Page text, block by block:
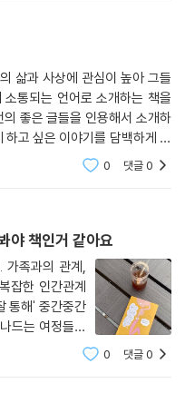
다
이 너무 싫고 부끄러울 때는 어
, 수치심 등 자신과의 관계를
땐 오히려 나 자신을 친구로
고 문장이 뛰어나 중국에까지
는 자신을 다스릴 줄 알았다.
내 입으로 소리 내어 글을 읽
을 썼다. 내 눈이 보아 주었다.
다. 그러니 도대체 무슨 원망이
하 만물 중에 지켜야 할 것은
고 지킬 만한 건 ‘나’ 말고는 없
지지 않을 수 있었던 건 이덕무
었다. 저자는 ‘나’를 발견했다
삶과 사상에 관심이 높아 그들
통되는 언어로 소개하는 책을
좋은 글들을 인용해서 소개하
고 싶은 이야기를 담백하게 덧
이유, 누가 뭐라든 오직 '나', '가
0 댓글0
야 책인거 같아요
가족과의 관계,
잡한 인간관계
통해' 중간중간
드는 여정들이
서 진한 여운이
0 댓글0